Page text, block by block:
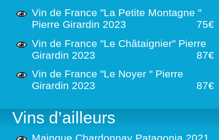
Vin de France "La Petite Montagne "
Pierre Girardin 2023
75€
Vin de France "Le Châtaignier" Pierre
Girardin 2023
87€
Vin de France "Le Noyer " Pierre
Girardin 2023
87€
Vins d’ailleurs
Mainque Chardonnay Patagonia 2021